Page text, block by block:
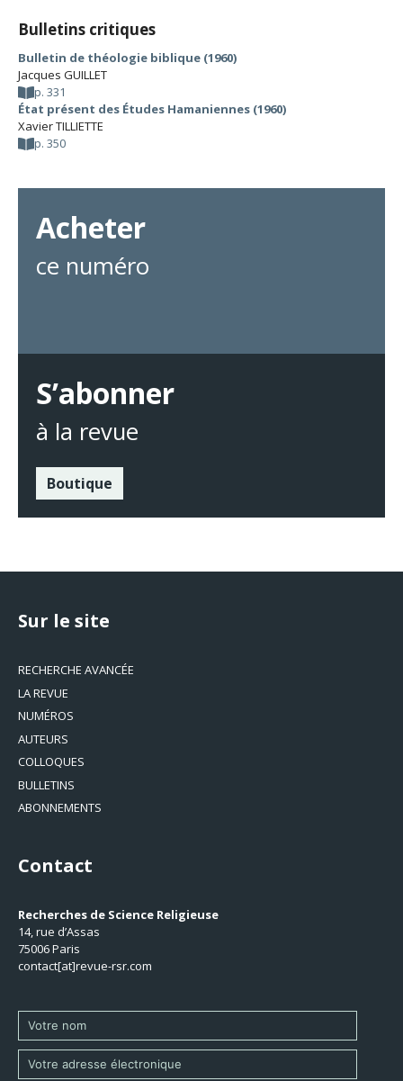
Bulletins critiques
Bulletin de théologie biblique (1960)
Jacques GUILLET
p. 331
État présent des Études Hamaniennes (1960)
Xavier TILLIETTE
p. 350
Acheter
ce numéro
S’abonner
à la revue
Boutique
Sur le site
RECHERCHE AVANCÉE
LA REVUE
NUMÉROS
AUTEURS
COLLOQUES
BULLETINS
ABONNEMENTS
Contact
Recherches de Science Religieuse
14, rue d’Assas
75006 Paris
contact[at]revue-rsr.com